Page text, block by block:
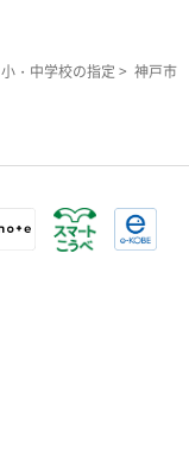
小・中学校の指定 > 神戸市